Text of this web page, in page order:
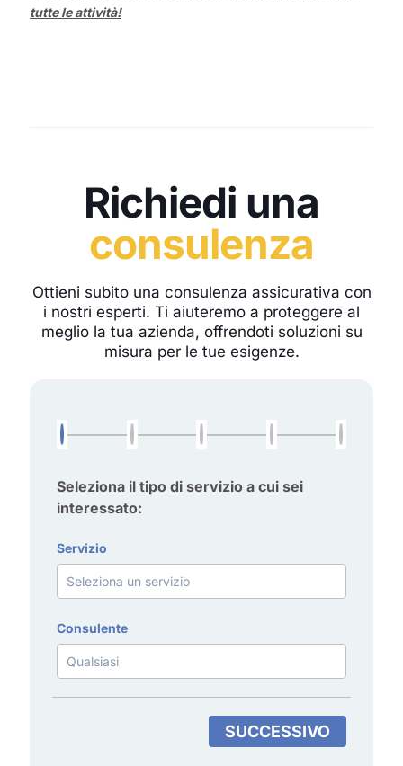
tutte le attività!
Richiedi una
consulenza
Ottieni subito una consulenza assicurativa con
i nostri esperti. Ti aiuteremo a proteggere al
meglio la tua azienda, offrendoti soluzioni su
misura per le tue esigenze.
Seleziona il tipo di servizio a cui sei
interessato:
Servizio
Consulente
SUCCESSIVO